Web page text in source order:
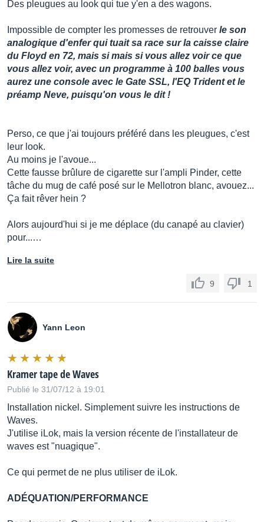
Des pleugues au look qui tue y'en a des wagons.
Impossible de compter les promesses de retrouver le son
analogique d'enfer qui tuait sa race sur la caisse claire
du Floyd en 72, mais si mais si vous allez voir ce que
vous allez voir, avec un programme à 100 balles vous
aurez une console avec le Gate SSL, l'EQ Trident et le
préamp Neve, puisqu'on vous le dit !
Perso, ce que j'ai toujours préféré dans les pleugues, c'est
leur look.
Au moins je l'avoue...
Cette fausse brûlure de cigarette sur l'ampli Pinder, cette
tâche du mug de café posé sur le Mellotron blanc, avouez...
Ça fait rêver hein ?
Alors aujourd'hui si je me déplace (du canapé au clavier)
pour...…
Lire la suite
9 1
Yann Leon
Kramer tape de Waves
Publié le 31/07/12 à 19:01
Installation nickel. Simplement suivre les instructions de
Waves.
J'utilise iLok, mais la version récente de l'installateur de
waves est "nuagique".
Ce qui permet de ne plus utiliser de iLok.
ADÉQUATION/PERFORMANCE